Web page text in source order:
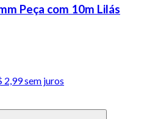
Peça com 10m Lilás
2,99sem juros